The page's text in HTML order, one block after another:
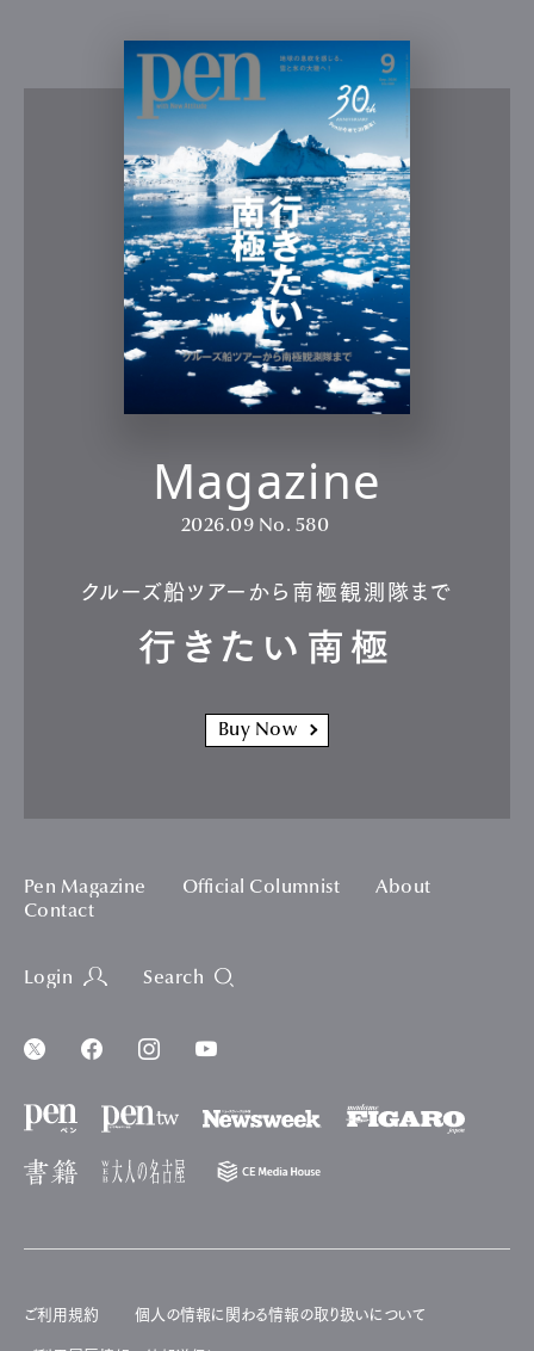
Magazine
2026.09 No. 580
クルーズ船ツアーから南極観測隊まで
行きたい南極
Buy Now
Pen Magazine Official Columnist
About
Contact
Login Search
ご利用規約 個人の情報に関わる情報の取り扱いについて